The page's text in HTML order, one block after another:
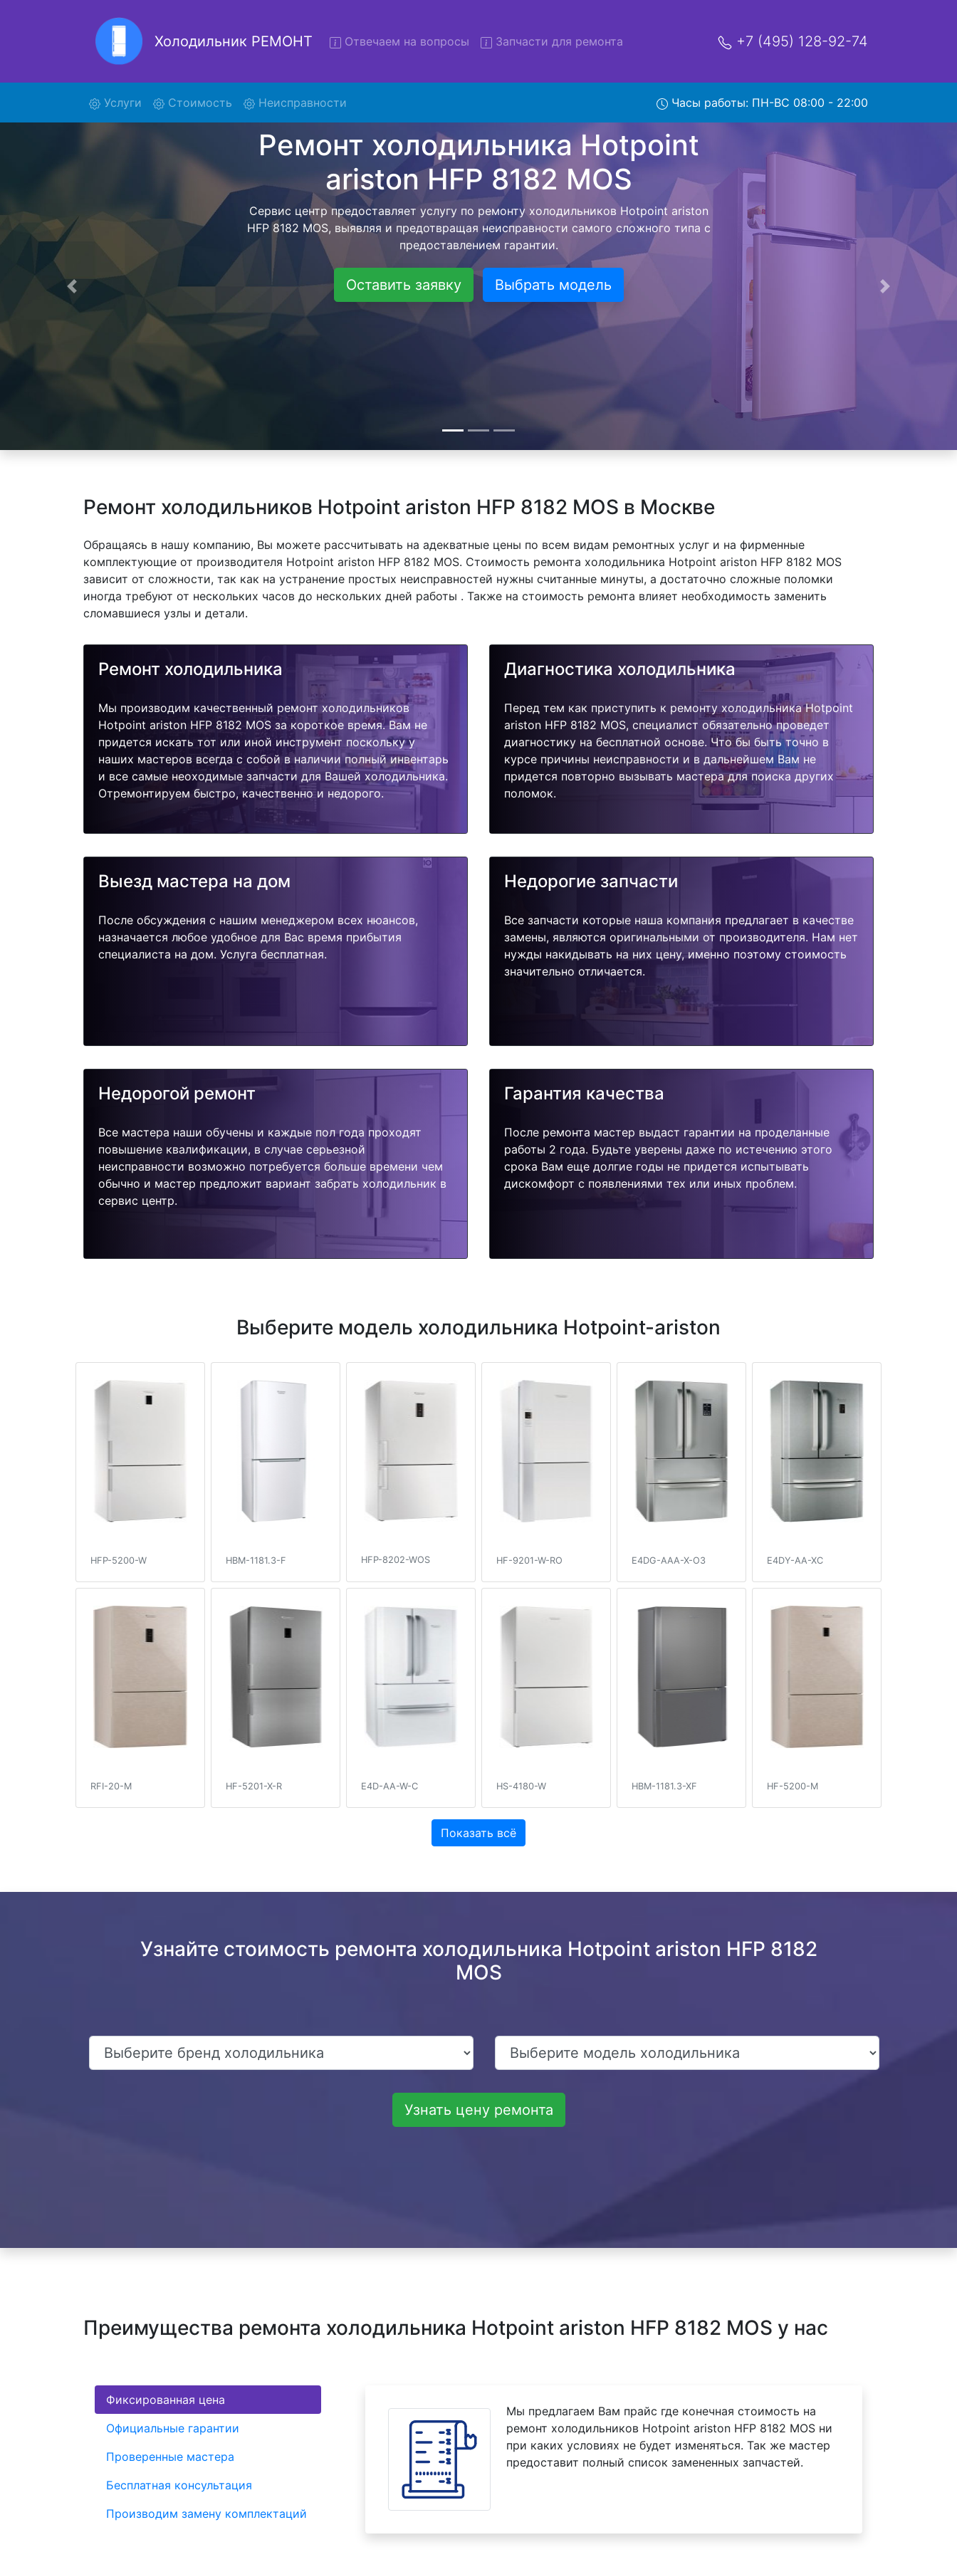
Холодильник РЕМОНТ Отвечаем на вопросы Запчасти для ремонта +7 (495) 128-92-74
Услуги (current)Стоимость Неисправности Часы работы: ПН-ВС 08:00 - 22:00
HFP 8182 MOS с вывозом
Ремонт холодильников с вывозом - чтобы клиент не тратил свое время и деньги на
поиски курьерской службы, наш мастер сам заберет холодильник Hotpoint ariston
HFP 8182 MOS и отвезет в сервисный центр. Ремонт холодильника Hotpoint ariston
HFP 8182 MOS осуществляется внутри сервисного центра, тем самым Вам не
предстоит ожидать мастера как закончит с ремонтом. Перед тем как холодильная
техника сдается, согласовывается конечная стоимость работ и в дальнейшем
фиксируется. Перечень бесплатных услуг от компании - Доставка холодильников ,
выезд специалиста, консультирование и диагностика.
Оставить заявку Выбрать модель
Предыдущая Следующая
Ремонт холодильников Hotpoint ariston HFP 8182 MOS в Москве
Обращаясь в нашу компанию, Вы можете рассчитывать на адекватные цены по всем видам ремонтных услуг и на фирменные
комплектующие от производителя Hotpoint ariston HFP 8182 MOS. Стоимость ремонта холодильника Hotpoint ariston HFP 8182 MOS
зависит от сложности, так как на устранение простых неисправностей нужны считанные минуты, а достаточно сложные поломки
иногда требуют от нескольких часов до нескольких дней работы . Также на стоимость ремонта влияет необходимость заменить
сломавшиеся узлы и детали.
Ремонт холодильника
Мы производим качественный ремонт холодильников
Hotpoint ariston HFP 8182 MOS за короткое время. Вам не
придется искать тот или иной инструмент поскольку у
наших мастеров всегда с собой в наличии полный инвентарь
и все самые неоходимые запчасти для Вашей холодильника.
Отремонтируем быстро, качественно и недорого.
Диагностика холодильника
Перед тем как приступить к ремонту холодильника Hotpoint
ariston HFP 8182 MOS, специалист обязательно проведет
диагностику на бесплатной основе. Что бы быть точно в
курсе причины неисправности и в дальнейшем Вам не
придется повторно вызывать мастера для поиска других
поломок.
Выезд мастера на дом
После обсуждения с нашим менеджером всех нюансов,
назначается любое удобное для Вас время прибытия
специалиста на дом. Услуга бесплатная.
Недорогие запчасти
Все запчасти которые наша компания предлагает в качестве
замены, являются оригинальными от производителя. Нам нет
нужды накидывать на них цену, именно поэтому стоимость
значительно отличается.
Недорогой ремонт
Все мастера наши обучены и каждые пол года проходят
повышение квалификации, в случае серьезной
неисправности возможно потребуется больше времени чем
обычно и мастер предложит вариант забрать холодильник в
сервис центр.
Гарантия качества
После ремонта мастер выдаст гарантии на проделанные
работы 2 года. Будьте уверены даже по истечению этого
срока Вам еще долгие годы не придется испытывать
дискомфорт с появлениями тех или иных проблем.
Выберите модель холодильника Hotpoint-ariston
HFP-5200-W HBM-1181.3-F HFP-8202-WOS HF-9201-W-RO E4DG-AAA-X-O3 E4DY-AA-XC
RFI-20-M HF-5201-X-R E4D-AA-W-C HS-4180-W HBM-1181.3-XF HF-5200-M
Показать всё
Узнайте стоимость ремонта холодильника Hotpoint ariston HFP 8182
MOS
Узнать цену ремонта
Преимущества ремонта холодильника Hotpoint ariston HFP 8182 MOS у нас
Фиксированная цена
Официальные гарантии
Проверенные мастера
Бесплатная консультация
Производим замену комплектаций
Мы предлагаем Вам прайс где конечная стоимость на
ремонт холодильников Hotpoint ariston HFP 8182 MOS ни
при каких условиях не будет изменяться. Так же мастер
предоставит полный список замененных запчастей.